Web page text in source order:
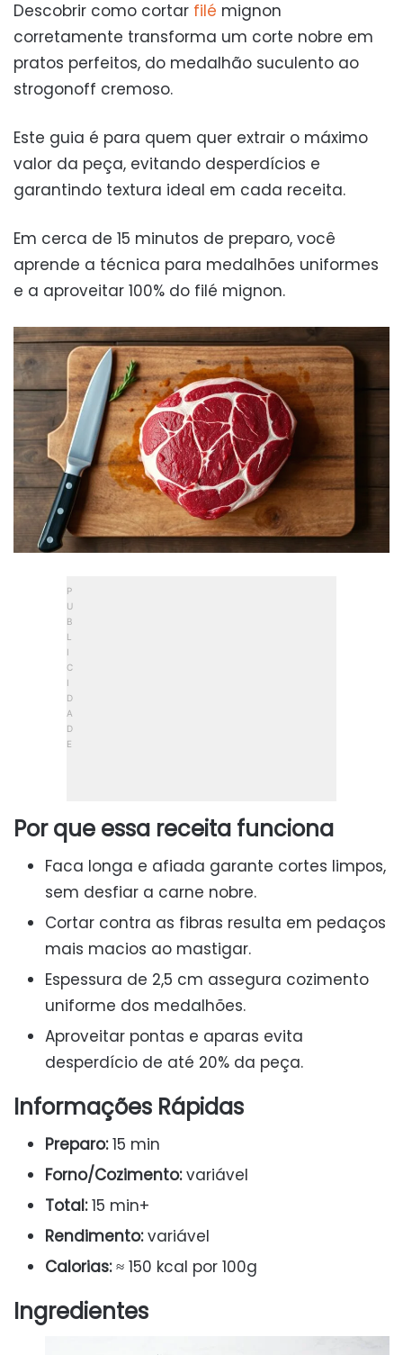
Descobrir como cortar filé mignon
corretamente transforma um corte nobre em
pratos perfeitos, do medalhão suculento ao
strogonoff cremoso.
Este guia é para quem quer extrair o máximo
valor da peça, evitando desperdícios e
garantindo textura ideal em cada receita.
Em cerca de 15 minutos de preparo, você
aprende a técnica para medalhões uniformes
e a aproveitar 100% do filé mignon.
Por que essa receita funciona
Faca longa e afiada garante cortes limpos,
sem desfiar a carne nobre.
Cortar contra as fibras resulta em pedaços
mais macios ao mastigar.
Espessura de 2,5 cm assegura cozimento
uniforme dos medalhões.
Aproveitar pontas e aparas evita
desperdício de até 20% da peça.
Informações Rápidas
Preparo:15 min
Forno/Cozimento:variável
Total:15 min+
Rendimento:variável
Calorias:≈ 150 kcal por 100g
Ingredientes